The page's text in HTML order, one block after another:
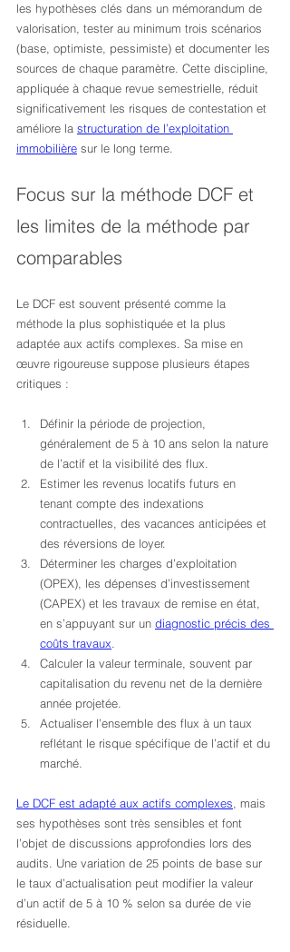
les hypothèses clés dans un mémorandum de
valorisation, tester au minimum trois scénarios
(base, optimiste, pessimiste) et documenter les
sources de chaque paramètre. Cette discipline,
appliquée à chaque revue semestrielle, réduit
significativement les risques de contestation et
améliore la structuration de l’exploitation
immobilière sur le long terme.
Focus sur la méthode DCF et
les limites de la méthode par
comparables
Le DCF est souvent présenté comme la
méthode la plus sophistiquée et la plus
adaptée aux actifs complexes. Sa mise en
œuvre rigoureuse suppose plusieurs étapes
critiques :
Définir la période de projection,
généralement de 5 à 10 ans selon la nature
de l’actif et la visibilité des flux.
Estimer les revenus locatifs futurs en
tenant compte des indexations
contractuelles, des vacances anticipées et
des réversions de loyer.
Déterminer les charges d’exploitation
(OPEX), les dépenses d’investissement
(CAPEX) et les travaux de remise en état,
en s’appuyant sur un diagnostic précis des
coûts travaux
Calculer la valeur terminale, souvent par
capitalisation du revenu net de la dernière
année projetée.
Actualiser l’ensemble des flux à un taux
reflétant le risque spécifique de l’actif et du
marché.
Le DCF est adapté aux actifs complexes , mais
ses hypothèses sont très sensibles et font
l’objet de discussions approfondies lors des
audits. Une variation de 25 points de base sur
le taux d’actualisation peut modifier la valeur
d’un actif de 5 à 10 % selon sa durée de vie
résiduelle.